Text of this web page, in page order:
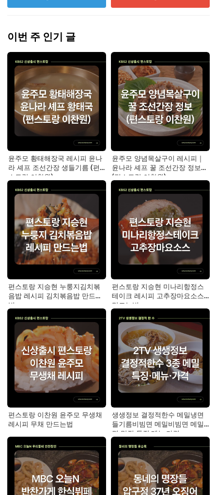
이번 주 인기 글
윤주모 황태해장국 레시피 윤나
라 셰프 조선간장 생들기름 (편
스토랑 이찬원)
윤주모 양념목살구이 레시피｜
윤나라 셰프 꿀 조선간장 정보
(편스토랑 이찬원)
편스토랑 지승현 누룽지김치볶
음밥 레시피 김치볶음밥 만드는
법
편스토랑 지승현 미나리항정스
테이크 레시피 고추장마요소스
만드는법
편스토랑 이찬원 윤주모 무생채
레시피 무채 만드는법
생생정보 결정적한수 메밀냉면
들기름비빔면 메밀비빔면 메밀
면 맛집 특징·메뉴·가격